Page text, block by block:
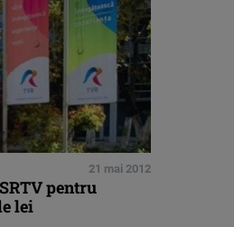
21 mai 2012
pentru
lei